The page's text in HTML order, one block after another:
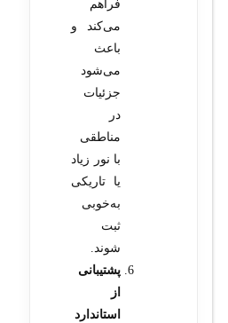
فراهم
می‌کند و
باعث
می‌شود
جزئیات
در
مناطقی
با نور زیاد
یا تاریکی
به‌خوبی
ثبت
شوند.
پشتیبانی
از
استاندارد